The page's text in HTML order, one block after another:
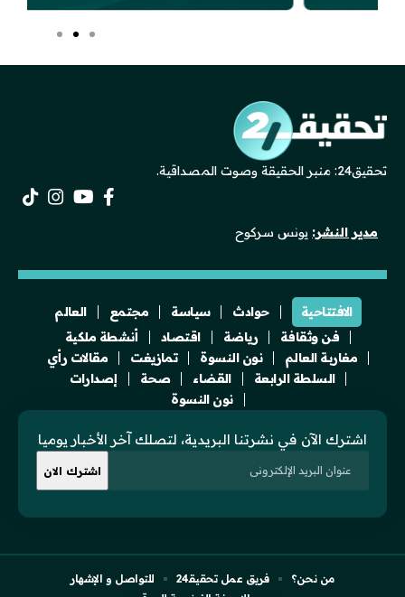
تحقيق24: منبر الحقيقة وصوت المصداقية.
مدير النشر: يونس سركوح
الافتتاحية حوادث سياسة مجتمع
العالم
فن وثقافة
رياضة اقتصاد
أنشطة ملكية
مغاربة العالم
نون النسوة تمازيغت
مقالات رأي
السلطة الرابعة
القضاء صحة
إصدارات
نون النسوة
اشترك الآن في نشرتنا البريدية، لتصلك آخر الأخبار يوميا
من نحن؟ فريق عمل تحقيقـ24
للتواصل و الإشهار